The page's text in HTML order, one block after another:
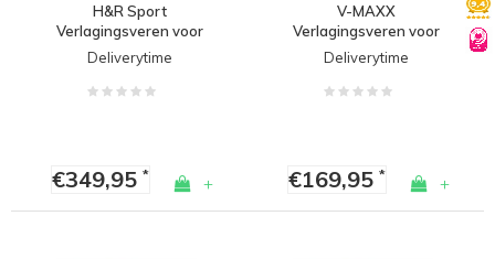
H&R Sport
Verlagingsveren voor
Volkswagen Golf 7 GTE
Deliverytime
€349,95* +
V-MAXX
Verlagingsveren voor
Volkswagen Golf 7 GTE
Deliverytime
€169,95* +